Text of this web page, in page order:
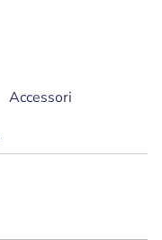
Accessori